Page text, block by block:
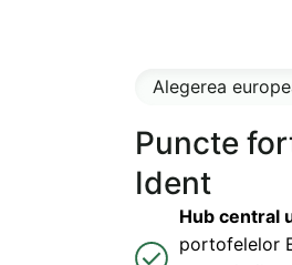
Alegerea
Puncte
Ident
Hub central
portofelelor